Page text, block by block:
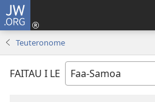
JW.ORG
Teuteronome
FAITAU I LE